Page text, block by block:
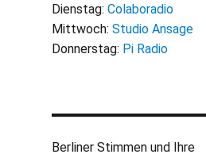
Dienstag: Colaboradio
Mittwoch: Studio Ansage
Donnerstag: Pi Radio
Berliner Stimmen und Ihre